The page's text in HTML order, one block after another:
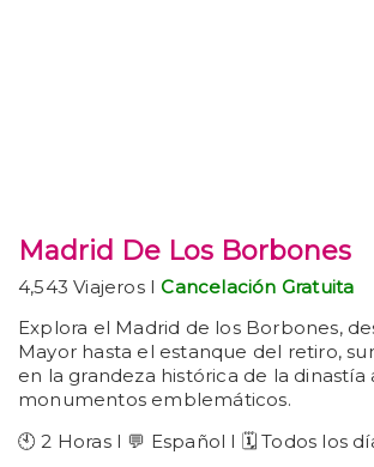
Madrid De Los Borbones
4,543 Viajeros ICancelación Gratuita
Explora el Madrid de los Borbones,
Mayor hasta el estanque del retiro,
en la grandeza histórica de la dinastía
monumentos emblemáticos.
🕙 2 Horas I 💬 Español I 🗓️ Todos los